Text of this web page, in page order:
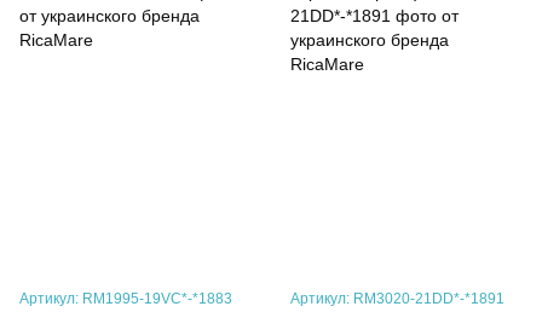
Артикул: RM1995-19VC*-*1883 Артикул: RM3020-21DD*-*1891